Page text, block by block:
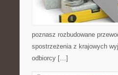
poznasz rozbudowane
spostrzeżenia z krajowych
odbiorcy […]